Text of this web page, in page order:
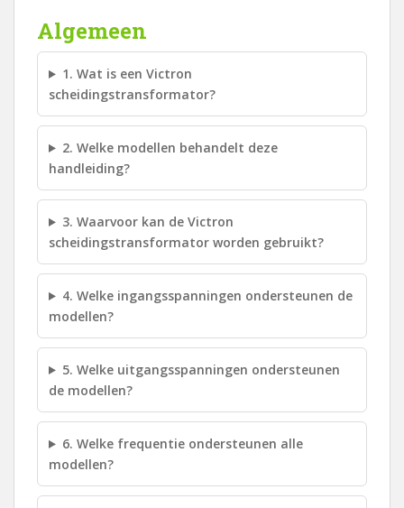
Algemeen
1. Wat is een Victron
scheidingstransformator?
2. Welke modellen behandelt deze
handleiding?
3. Waarvoor kan de Victron
scheidingstransformator worden gebruikt?
4. Welke ingangsspanningen ondersteunen de
modellen?
5. Welke uitgangsspanningen ondersteunen
de modellen?
6. Welke frequentie ondersteunen alle
modellen?